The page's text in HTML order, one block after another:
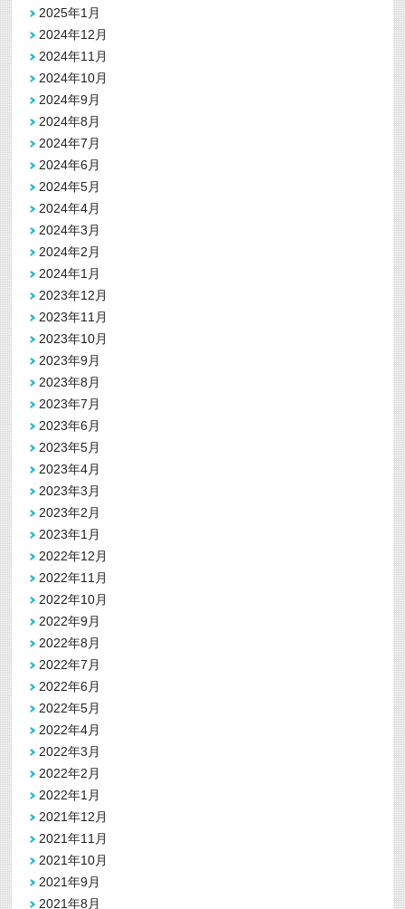
2025年1月
2024年12月
2024年11月
2024年10月
2024年9月
2024年8月
2024年7月
2024年6月
2024年5月
2024年4月
2024年3月
2024年2月
2024年1月
2023年12月
2023年11月
2023年10月
2023年9月
2023年8月
2023年7月
2023年6月
2023年5月
2023年4月
2023年3月
2023年2月
2023年1月
2022年12月
2022年11月
2022年10月
2022年9月
2022年8月
2022年7月
2022年6月
2022年5月
2022年4月
2022年3月
2022年2月
2022年1月
2021年12月
2021年11月
2021年10月
2021年9月
2021年8月